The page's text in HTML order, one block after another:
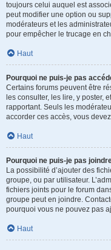
toujours celui auquel est
peut modifier une option ou
modérateurs et les
pour empêcher le trucage en
Haut
Pourquoi ne puis-je pas
Certains forums peuvent être
les consulter, les lire, y poster,
rapportant. Seuls les
accorder ces accès, vous
Haut
Pourquoi ne puis-je pas
La possibilité d’ajouter des
groupe, ou par utilisateur.
fichiers joints pour le forum
groupe peut en joindre.
pourquoi vous ne pouvez pas
Haut